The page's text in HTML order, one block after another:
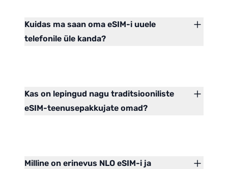
Kuidas ma saan oma eSIM-i uuele
telefonile üle kanda?
Kas on lepingud nagu traditsiooniliste
eSIM-teenusepakkujate omad?
Milline on erinevus NLO eSIM-i ja